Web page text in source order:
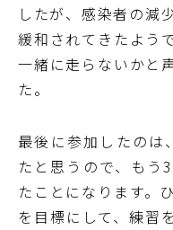
したが、感染者の減
緩和されてきたよう
一緒に走らないかと
た。
最後に参加したのは
たと思うので、もう
たことになります。
を目標にして、練習